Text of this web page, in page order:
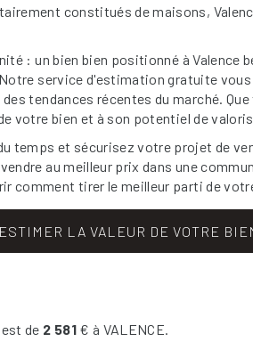
constitués de maisons,
: un bien bien positionné à
service d'estimation gratuite
tendances récentes du marché.
votre bien et à son potentiel de
temps et sécurisez votre projet de
au meilleur prix dans une
tirer le meilleur parti de
ESTIMER LA VALEUR DE VOTRE
de 2 581€ à VALENCE.